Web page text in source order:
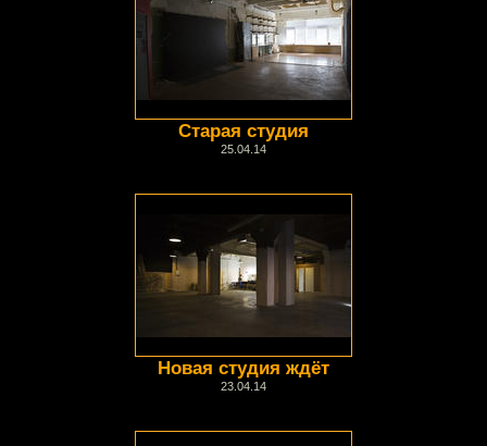
Старая студия
25.04.14
Новая студия ждёт
23.04.14